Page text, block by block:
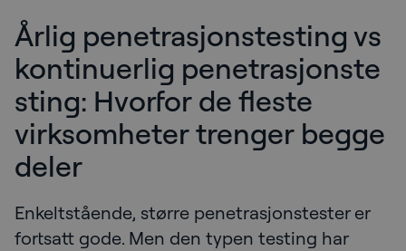
Årlig penetrasjonstesting vs
kontinuerlig penetrasjonste
sting: Hvorfor de fleste
virksomheter trenger begge
deler
Enkeltstående, større penetrasjonstester er
fortsatt gode. Men den typen testing har